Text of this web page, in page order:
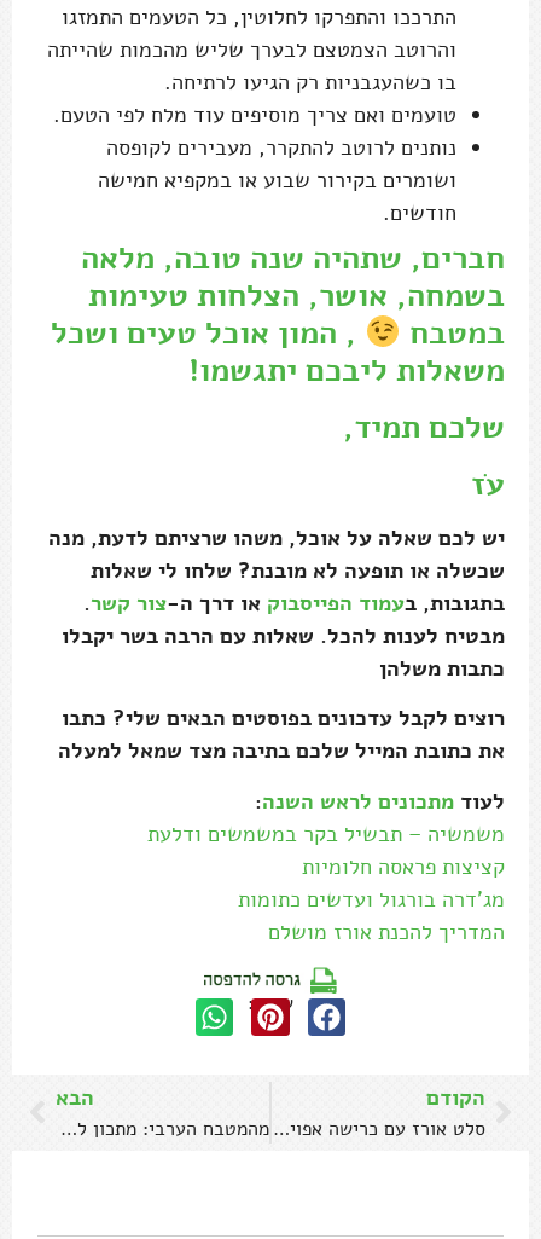
התרככו והתפרקו לחלוטין, כל הטעמים התמזגו
והרוטב הצמטצם לבערך שליש מהכמות שהייתה
בו כשהעגבניות רק הגיעו לרתיחה.
טועמים ואם צריך מוסיפים עוד מלח לפי הטעם.
נותנים לרוטב להתקרר, מעבירים לקופסה
ושומרים בקירור שבוע או במקפיא חמישה
חודשים.
חברים, שתהיה שנה טובה, מלאה
בשמחה, אושר, הצלחות טעימות
במטבח
, המון אוכל טעים ושכל
משאלות ליבכם יתגשמו!
שלכם תמיד,
עֹז
יש לכם שאלה על אוכל, משהו שרציתם לדעת, מנה
שכשלה או תופעה לא מובנת? שלחו לי שאלות
בתגובות, בעמוד הפייסבוק או דרך ה-צור קשר.
מבטיח לענות להכל. שאלות עם הרבה בשר יקבלו
כתבות משלהן
רוצים לקבל עדכונים בפוסטים הבאים שלי? כתבו
את כתובת המייל שלכם בתיבה מצד שמאל למעלה
לעוד מתכונים לראש השנה:
משמשיה – תבשיל בקר במשמשים ודלעת
קציצות פראסה חלומיות
מג'דרה בורגול ועדשים כתומות
המדריך להכנת אורז מושלם
שתפו:
הקודם
סלט אורז עם כרישה אפויה ושקדים קלויים
הבא
מהמטבח הערבי: מתכון לסלט קישואים ויוגורט